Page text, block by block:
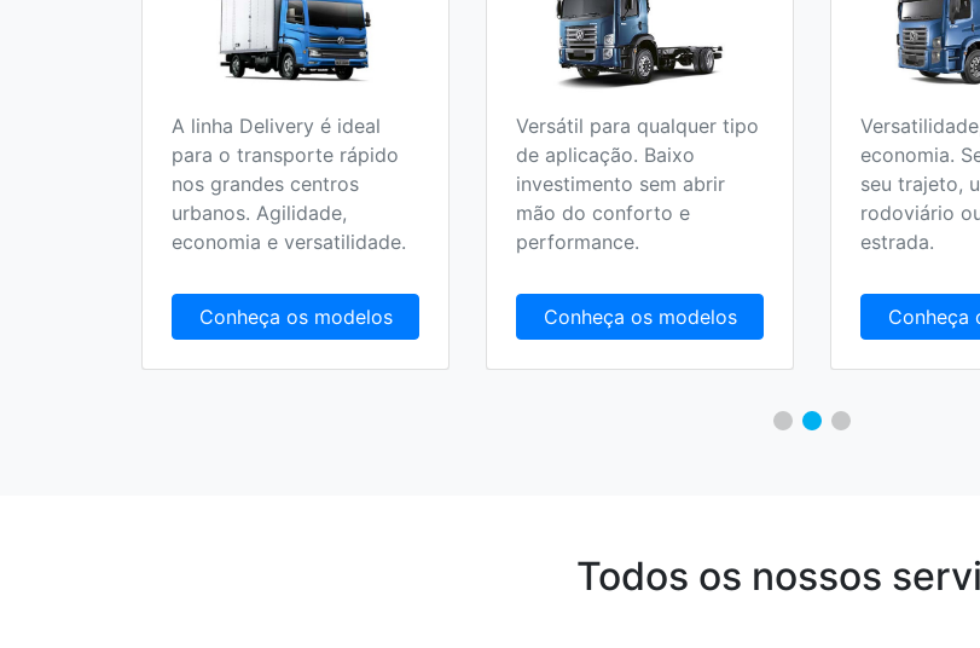
A linha Delivery é ideal
para o transporte rápido
nos grandes centros
urbanos. Agilidade,
economia e versatilidade.
Conheça os modelos
Versátil para qualquer tipo
de aplicação. Baixo
investimento sem abrir
mão do conforto e
performance.
Conheça os modelos
economia.
seu trajeto,
rodoviário
estrada.
Conheça
Todos os nossos